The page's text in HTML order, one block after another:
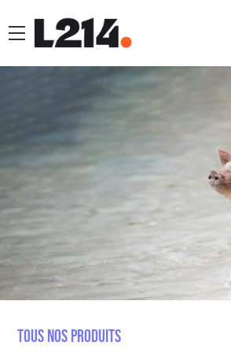
menu
Tous nos produits